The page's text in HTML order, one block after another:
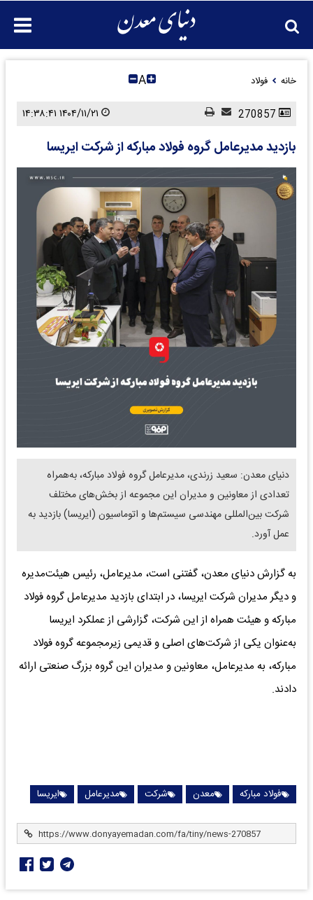
خانه فولاد A
بازدید مدیرعامل گروه فولاد مبارکه از شرکت ایریسا
دنیای معدن: سعید زرندی، مدیرعامل گروه فولاد مبارکه، به‌همراه
تعدادی از معاونین و مدیران این مجموعه از بخش‌های مختلف
شرکت بین‌المللی مهندسی سیستم‌ها و اتوماسیون (ایریسا) بازدید به
عمل آورد.
به گزارش دنیای معدن، گفتنی است، مدیرعامل، رئیس هیئت‌مدیره
و دیگر مدیران شرکت ایریسا، در ابتدای بازدید مدیرعامل گروه فولاد
مبارکه و هیئت همراه از این شرکت، گزارشی از عملکرد ایریسا
به‌عنوان یکی از شرکت‌های اصلی و قدیمی زیرمجموعه گروه فولاد
مبارکه، به مدیرعامل، معاونین و مدیران این گروه بزرگ صنعتی ارائه
دادند.
فولاد مبارکه معدن شرکت مدیرعامل ایریسا